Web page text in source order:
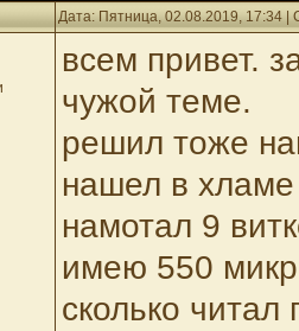
Дата: Пятница, 02.08.2019, 17:34
всем привет.
чужой теме.
решил тоже
нашел в
намотал 9
имею 550
сколько читал